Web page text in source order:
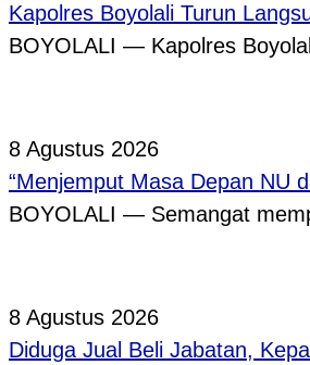
Kapolres Boyolali Turun
BOYOLALI — Kapolres
8 Agustus 2026
“Menjemput Masa Depan NU
BOYOLALI — Semangat
8 Agustus 2026
Diduga Jual Beli Jabatan,